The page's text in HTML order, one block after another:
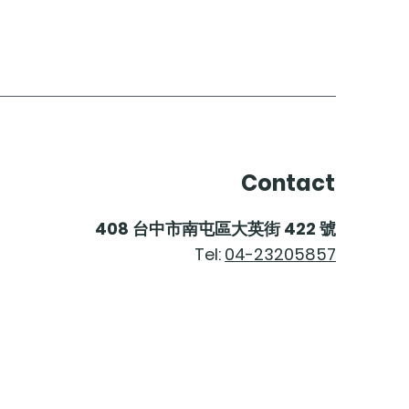
Contact
408 台中市南屯區大英街422 號
Tel: 04-23205857